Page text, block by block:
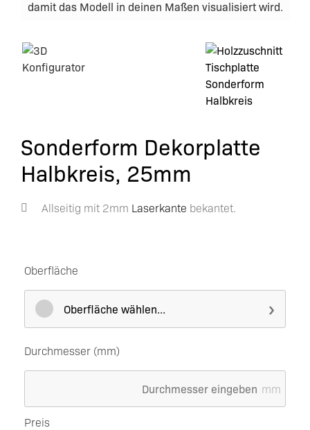
damit das Modell in deinen Maßen visualisiert wird.
Sonderform Dekorplatte
Halbkreis, 25mm
Allseitig mit 2mm Laserkante bekantet.
Oberfläche
Oberfläche wählen...
Durchmesser (mm)
mm
Preis